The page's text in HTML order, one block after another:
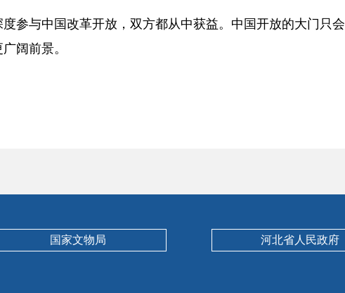
参与中国改革开放，双方都从中获益。中国开放的大门只
阔前景。
国家文物局 河北省人民政府